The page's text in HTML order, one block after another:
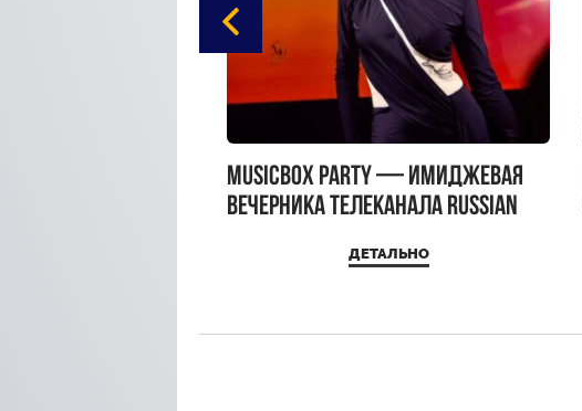
MUSICBOX PARTY — имиджевая
вечерника телеканала RUSSIAN
ДЕТАЛЬНО